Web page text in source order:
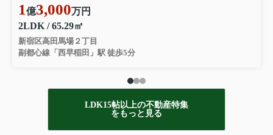
1億3,000万円
2LDK / 65.29㎡
新宿区高田馬場２丁目
副都心線「西早稲田」駅 徒歩5分
LDK15帖以上の不動産特集
をもっと見る